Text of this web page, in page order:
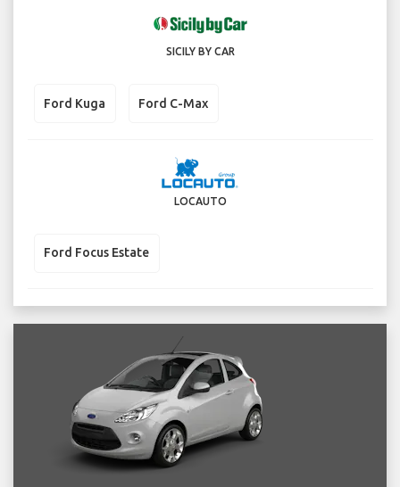
SICILY BY CAR
Ford Kuga Ford C-Max
LOCAUTO
Ford Focus Estate